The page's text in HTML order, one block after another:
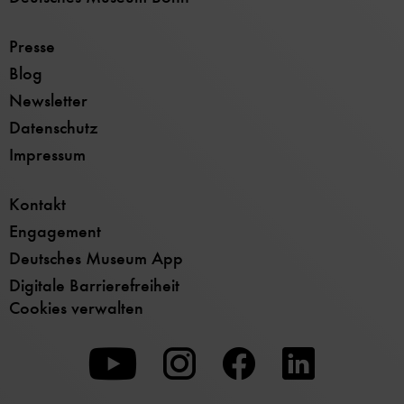
Presse
Blog
Newsletter
Datenschutz
Impressum
Kontakt
Engagement
Deutsches Museum App
Digitale Barrierefreiheit
Cookies verwalten
Zu
unserer
Zu
unserer
Zu
unserer